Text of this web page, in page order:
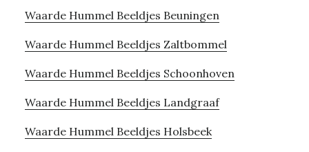
Waarde Hummel Beeldjes Beuningen
Waarde Hummel Beeldjes Zaltbommel
Waarde Hummel Beeldjes Schoonhoven
Waarde Hummel Beeldjes Landgraaf
Waarde Hummel Beeldjes Holsbeek